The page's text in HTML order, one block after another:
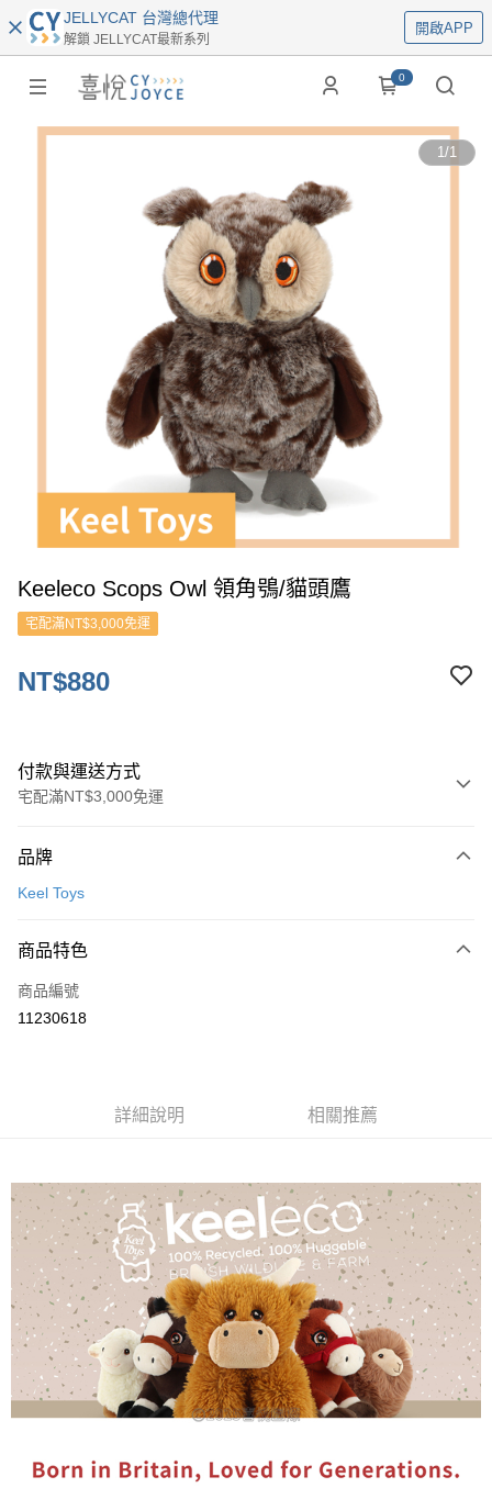
JELLYCAT 台灣總代理
解鎖 JELLYCAT最新系列
開啟APP
0
1/1
Keeleco Scops Owl 領角鴞/貓頭鷹
宅配滿NT$3,000免運
NT$880
付款與運送方式
宅配滿NT$3,000免運
信用卡一次付款
運送方式
付款後全家取貨
宅配 (離島)
每筆NT$280
品牌
Keel Toys
商品特色
商品編號
11230618
詳細說明 相關推薦